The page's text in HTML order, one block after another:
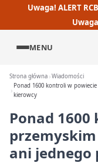
Uwaga! ALERT
MENU
Strona główna Wiadomości
Ponad 1600 kontroli w
kierowcy
Ponad
ani jednego